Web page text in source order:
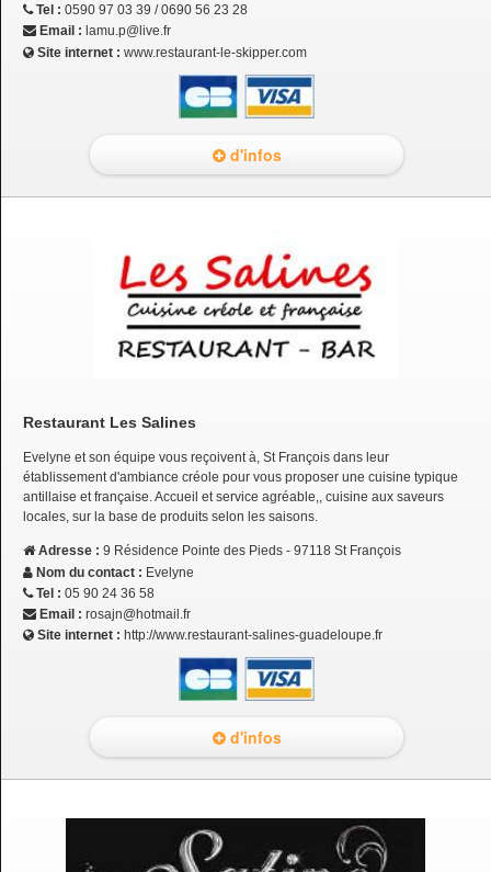
Tel : 0590 97 03 39 / 0690 56 23 28
Email : lamu.p@live.fr
Site internet : www.restaurant-le-skipper.com
d'infos
Restaurant Les Salines
Evelyne et son équipe vous reçoivent à, St François dans leur
établissement d'ambiance créole pour vous proposer une cuisine typique
antillaise et française. Accueil et service agréable,, cuisine aux saveurs
locales, sur la base de produits selon les saisons.
Adresse : 9 Résidence Pointe des Pieds - 97118 St François
Nom du contact : Evelyne
Tel : 05 90 24 36 58
Email : rosajn@hotmail.fr
Site internet : http://www.restaurant-salines-guadeloupe.fr
d'infos